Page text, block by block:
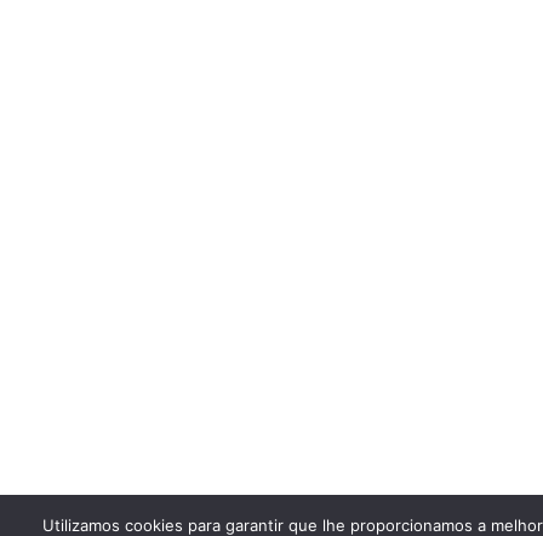
Utilizamos cookies para garantir que lhe proporcionamos a